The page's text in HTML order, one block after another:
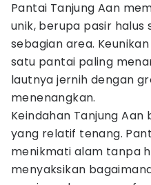
Pantai Tanjung Aan
unik, berupa pasir
sebagian area.
satu pantai paling
lautnya jernih dengan
menenangkan.
Keindahan Tanjung
yang relatif tenang.
menikmati alam tanpa
menyaksikan